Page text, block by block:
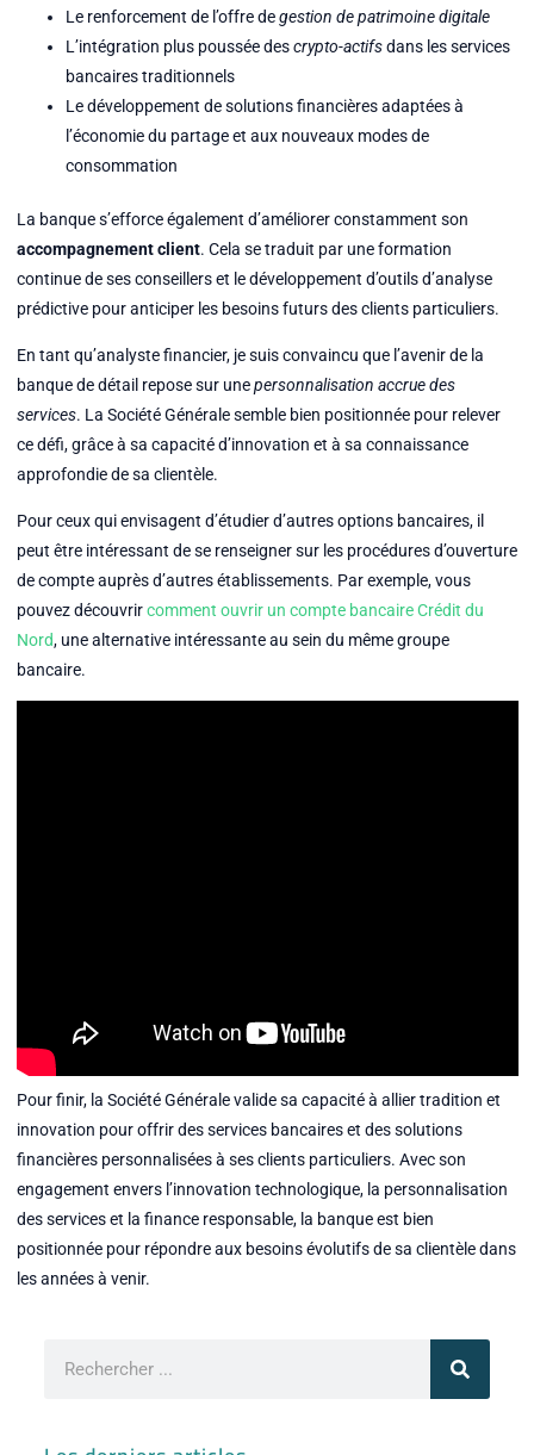
Le renforcement de l’offre degestion de patrimoine digitale
L’intégration plus poussée descrypto-actifsdans les services
bancaires traditionnels
Le développement de solutions financières adaptées à
l’économie du partage et aux nouveaux modes de
consommation
La banque s’efforce également d’améliorer constamment son
accompagnement client. Cela se traduit par une formation
continue de ses conseillers et le développement d’outils d’analyse
prédictive pour anticiper les besoins futurs des clients particuliers.
En tant qu’analyste financier, je suis convaincu que l’avenir de la
banque de détail repose sur unepersonnalisation accrue des
services. La Société Générale semble bien positionnée pour relever
ce défi, grâce à sa capacité d’innovation et à sa connaissance
approfondie de sa clientèle.
Pour ceux qui envisagent d’étudier d’autres options bancaires, il
peut être intéressant de se renseigner sur les procédures d’ouverture
de compte auprès d’autres établissements. Par exemple, vous
pouvez découvrircomment ouvrir un compte bancaire Crédit du
Nord, une alternative intéressante au sein du même groupe
bancaire.
Pour finir, la Société Générale valide sa capacité à allier tradition et
innovation pour offrir des services bancaires et des solutions
financières personnalisées à ses clients particuliers. Avec son
engagement envers l’innovation technologique, la personnalisation
des services et la finance responsable, la banque est bien
positionnée pour répondre aux besoins évolutifs de sa clientèle dans
les années à venir.